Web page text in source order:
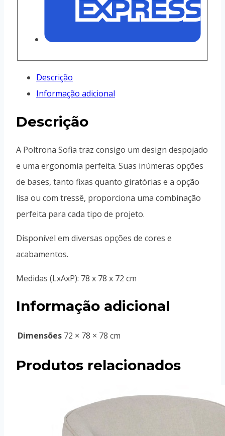
Descrição
Informação adicional
Descrição
A Poltrona Sofia traz consigo um design despojado
e uma ergonomia perfeita. Suas inúmeras opções
de bases, tanto fixas quanto giratórias e a opção
lisa ou com tressê, proporciona uma combinação
perfeita para cada tipo de projeto.
Disponível em diversas opções de cores e
acabamentos.
Medidas (LxAxP): 78 x 78 x 72 cm
Informação adicional
Dimensões 72 × 78 × 78 cm
Produtos relacionados